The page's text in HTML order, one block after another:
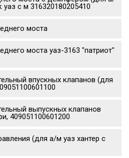
уаз с м 316320180205410
моста
моста уаз-3163 "патриот"
впускных клапанов (для
выпускных клапанов
409051100601200
(для а/м уаз хантер с